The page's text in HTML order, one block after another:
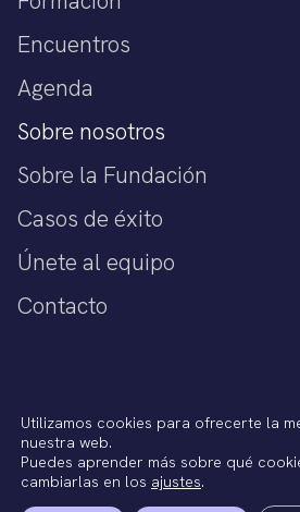
Encuentros
Agenda
Sobre nosotros
Sobre la Fundación
Casos de éxito
Únete al equipo
Contacto
Política de
Política de
Términos del
Utilizamos cookies para ofrecerte la
nuestra web.
Puedes aprender más sobre qué
cambiarlas en los ajustes.